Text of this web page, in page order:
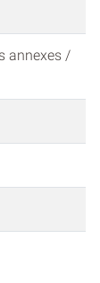
annexes /